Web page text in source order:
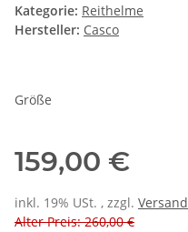
Kategorie: Reithelme
Hersteller: Casco
Größe
159,00 €
inkl. 19% USt. , zzgl. Versand
Alter Preis: 260,00 €